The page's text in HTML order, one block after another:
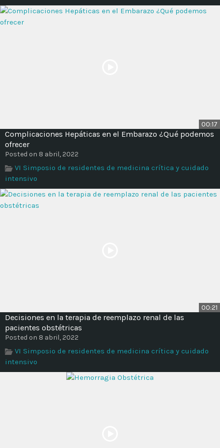
00:17
Complicaciones Hepáticas en el Embarazo ¿Qué podemos
ofrecer
Posted on 8 abril, 2022
VI Simposio de residentes de medicina crítica y cuidado
intensivo
00:21
Decisiones en la terapia de reemplazo renal de las
pacientes obstétricas
Posted on 8 abril, 2022
VI Simposio de residentes de medicina crítica y cuidado
intensivo